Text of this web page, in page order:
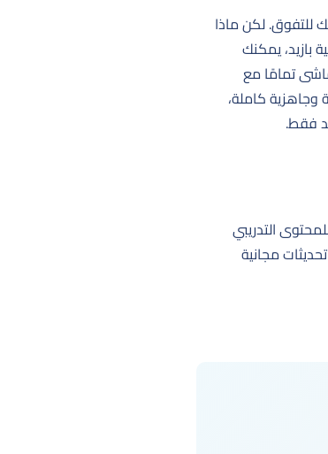
هو مفتاحك للتفوق. لكن ماذا
بازيد، يمكنك
تمامًا مع
وجاهزية كاملة،
فقط.
المستمر للمحتوى التدريبي
تدريبية تقدم لك تحديثات مجانية